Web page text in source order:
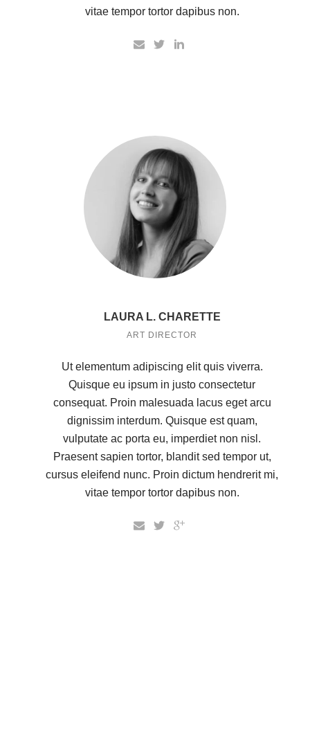
vitae tempor tortor dapibus non.
LAURA L. CHARETTE
ART DIRECTOR
Ut elementum adipiscing elit quis viverra.
Quisque eu ipsum in justo consectetur
consequat. Proin malesuada lacus eget arcu
dignissim interdum. Quisque est quam,
vulputate ac porta eu, imperdiet non nisl.
Praesent sapien tortor, blandit sed tempor ut,
cursus eleifend nunc. Proin dictum hendrerit mi,
vitae tempor tortor dapibus non.